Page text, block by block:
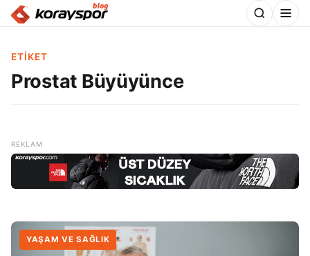
ETIKET
Prostat Büyüyünce
YAŞAM VE SAĞLIK